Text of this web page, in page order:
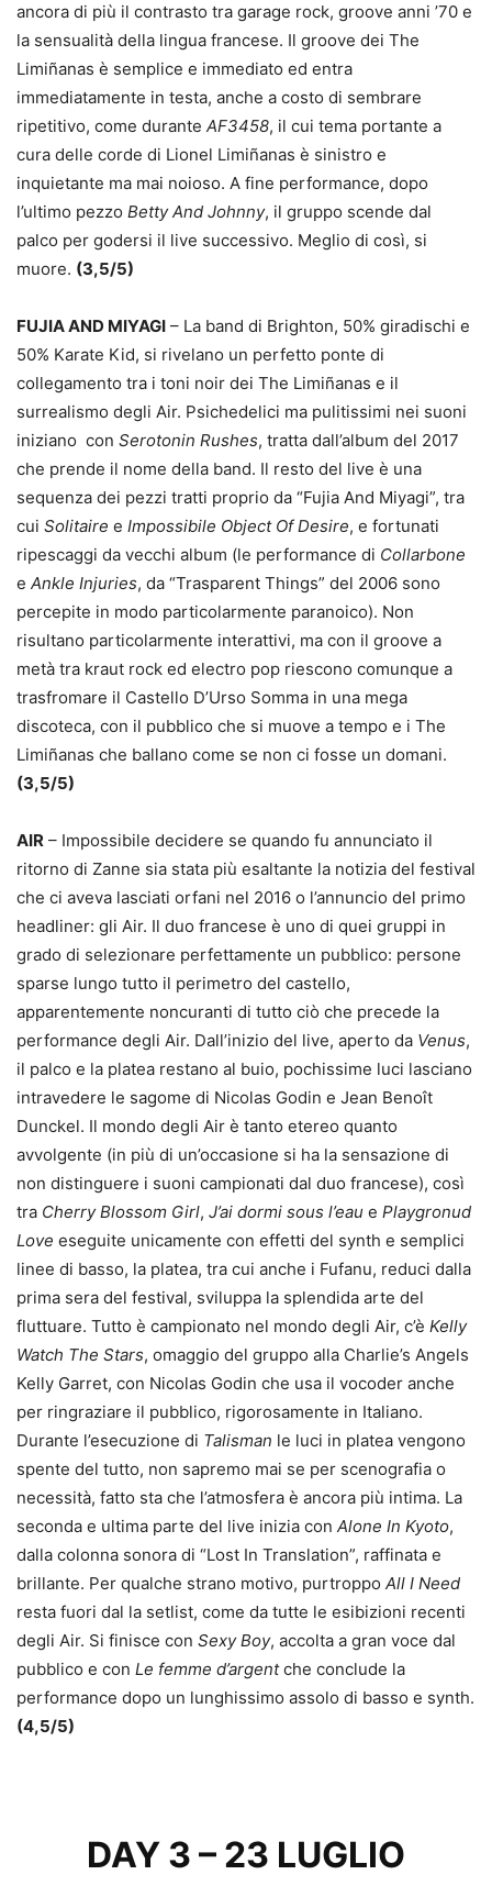
ancora di più il contrasto tra garage rock, groove anni ’70 e
la sensualità della lingua francese. Il groove dei The
Limiñanas è semplice e immediato ed entra
immediatamente in testa, anche a costo di sembrare
ripetitivo, come durante AF3458, il cui tema portante a
cura delle corde di Lionel Limiñanas è sinistro e
inquietante ma mai noioso. A fine performance, dopo
l’ultimo pezzo Betty And Johnny, il gruppo scende dal
palco per godersi il live successivo. Meglio di così, si
muore. (3,5/5)
FUJIA AND MIYAGI – La band di Brighton, 50% giradischi e
50% Karate Kid, si rivelano un perfetto ponte di
collegamento tra i toni noir dei The Limiñanas e il
surrealismo degli Air. Psichedelici ma pulitissimi nei suoni
iniziano con Serotonin Rushes, tratta dall’album del 2017
che prende il nome della band. Il resto del live è una
sequenza dei pezzi tratti proprio da “Fujia And Miyagi”, tra
cui Solitaire e Impossibile Object Of Desire, e fortunati
ripescaggi da vecchi album (le performance di Collarbone
e Ankle Injuries, da “Trasparent Things” del 2006 sono
percepite in modo particolarmente paranoico). Non
risultano particolarmente interattivi, ma con il groove a
metà tra kraut rock ed electro pop riescono comunque a
trasfromare il Castello D’Urso Somma in una mega
discoteca, con il pubblico che si muove a tempo e i The
Limiñanas che ballano come se non ci fosse un domani.
(3,5/5)
AIR – Impossibile decidere se quando fu annunciato il
ritorno di Zanne sia stata più esaltante la notizia del festival
che ci aveva lasciati orfani nel 2016 o l’annuncio del primo
headliner: gli Air. Il duo francese è uno di quei gruppi in
grado di selezionare perfettamente un pubblico: persone
sparse lungo tutto il perimetro del castello,
apparentemente noncuranti di tutto ciò che precede la
performance degli Air. Dall’inizio del live, aperto da Venus,
il palco e la platea restano al buio, pochissime luci lasciano
intravedere le sagome di Nicolas Godin e Jean Benoît
Dunckel. Il mondo degli Air è tanto etereo quanto
avvolgente (in più di un’occasione si ha la sensazione di
non distinguere i suoni campionati dal duo francese), così
tra Cherry Blossom Girl, J’ai dormi sous l’eau e Playgronud
Love eseguite unicamente con effetti del synth e semplici
linee di basso, la platea, tra cui anche i Fufanu, reduci dalla
prima sera del festival, sviluppa la splendida arte del
fluttuare. Tutto è campionato nel mondo degli Air, c’è Kelly
Watch The Stars, omaggio del gruppo alla Charlie’s Angels
Kelly Garret, con Nicolas Godin che usa il vocoder anche
per ringraziare il pubblico, rigorosamente in Italiano.
Durante l’esecuzione di Talisman le luci in platea vengono
spente del tutto, non sapremo mai se per scenografia o
necessità, fatto sta che l’atmosfera è ancora più intima. La
seconda e ultima parte del live inizia con Alone In Kyoto,
dalla colonna sonora di “Lost In Translation”, raffinata e
brillante. Per qualche strano motivo, purtroppo All I Need
resta fuori dal la setlist, come da tutte le esibizioni recenti
degli Air. Si finisce con Sexy Boy, accolta a gran voce dal
pubblico e con Le femme d’argentche conclude la
performance dopo un lunghissimo assolo di basso e synth.
(4,5/5)
DAY 3 – 23 LUGLIO